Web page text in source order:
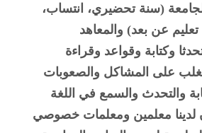
(سنة تحضيري، انتساب،
تعليم عن بعد) والمعاهد
وكتابة وقواعد وقراءة
على المشاكل والصعوبات
والتحدث والسمع في اللغة
لدينا معلمين ومعلمات خصوصي